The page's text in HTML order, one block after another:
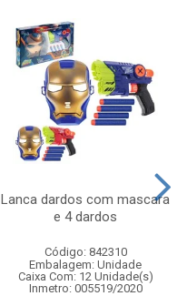
Lanca dardos com mascara
e 4 dardos
Código: 842310
Embalagem: Unidade
Caixa Com: 12 Unidade(s)
Inmetro: 005519/2020